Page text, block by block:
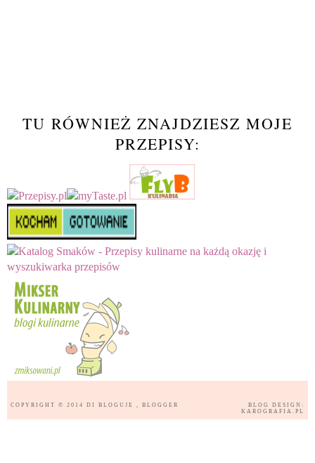
TU RÓWNIEŻ ZNAJDZIESZ MOJE
PRZEPISY:
COPYRIGHT © 2014 DI BLOGUJE , BLOGGER
BLOG DESIGN:
KAROGRAFIA.PL